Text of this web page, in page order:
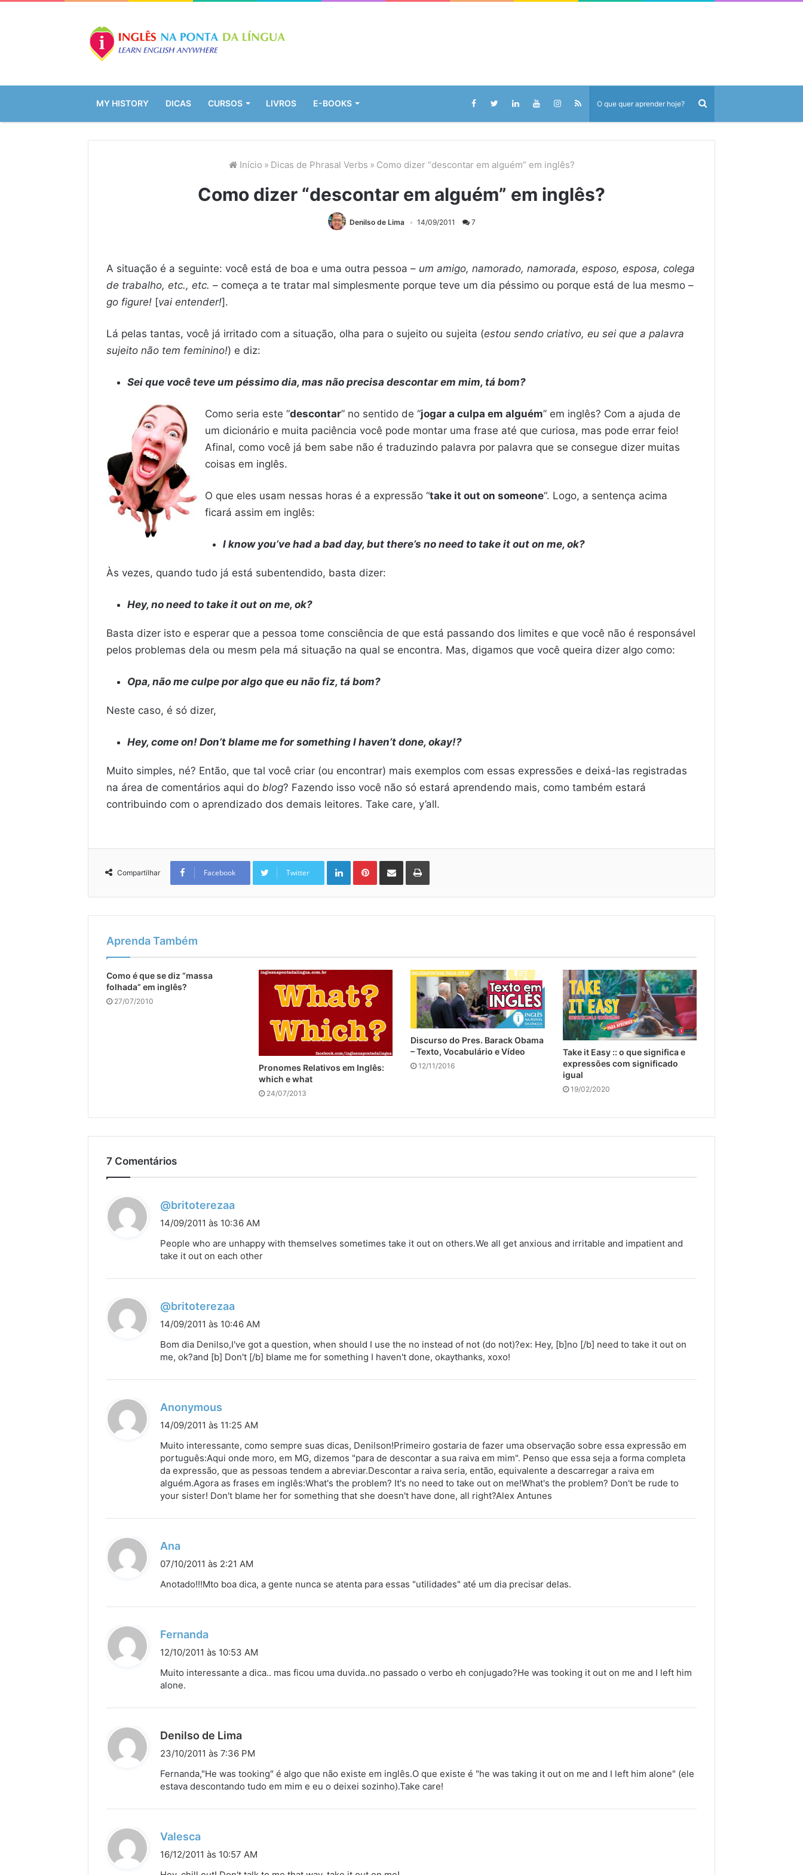
MY HISTORY DICAS CURSOS LIVROS E-BOOKS
Início » Dicas de Phrasal Verbs » Como dizer “descontar em alguém” em inglês?
Como dizer “descontar em alguém” em inglês?
Denilso de Lima 14/09/2011 7
A situação é a seguinte: você está de boa e uma outra pessoa – um amigo, namorado, namorada, esposo, esposa, colega
de trabalho, etc., etc. – começa a te tratar mal simplesmente porque teve um dia péssimo ou porque está de lua mesmo –
go figure! [vai entender!].
Lá pelas tantas, você já irritado com a situação, olha para o sujeito ou sujeita (estou sendo criativo, eu sei que a palavra
sujeito não tem feminino!) e diz:
Sei que você teve um péssimo dia, mas não precisa descontar em mim, tá bom?
Como seria este “descontar” no sentido de “jogar a culpa em alguém” em inglês? Com a ajuda de
um dicionário e muita paciência você pode montar uma frase até que curiosa, mas pode errar feio!
Afinal, como você já bem sabe não é traduzindo palavra por palavra que se consegue dizer muitas
coisas em inglês.
O que eles usam nessas horas é a expressão “take it out on someone“. Logo, a sentença acima
ficará assim em inglês:
I know you’ve had a bad day, but there’s no need to take it out on me, ok?
Às vezes, quando tudo já está subentendido, basta dizer:
Hey, no need to take it out on me, ok?
Basta dizer isto e esperar que a pessoa tome consciência de que está passando dos limites e que você não é responsável
pelos problemas dela ou mesm pela má situação na qual se encontra. Mas, digamos que você queira dizer algo como:
Opa, não me culpe por algo que eu não fiz, tá bom?
Neste caso, é só dizer,
Hey, come on! Don’t blame me for something I haven’t done, okay!?
Muito simples, né? Então, que tal você criar (ou encontrar) mais exemplos com essas expressões e deixá-las registradas
na área de comentários aqui do blog? Fazendo isso você não só estará aprendendo mais, como também estará
contribuindo com o aprendizado dos demais leitores. Take care, y’all.
Compartilhar Facebook Twitter
LinkedinPinterest
Compartilhar via e-mail Imprimir
Aprenda Também
Como é que se diz “massa
folhada” em inglês?
27/07/2010
Pronomes Relativos em Inglês:
which e what
24/07/2013
Discurso do Pres. Barack Obama
– Texto, Vocabulário e Vídeo
12/11/2016
Take it Easy :: o que significa e
expressões com significado
igual
19/02/2020
7 Comentários
@britoterezaa
i
s
14/09/2011 às 10:36 AM
People who are unhappy with themselves sometimes take it out on others.We all get anxious and irritable and impatient and
take it out on each other
@britoterezaa
i
s
14/09/2011 às 10:46 AM
Bom dia Denilso,I've got a question, when should I use the no instead of not (do not)?ex: Hey, [b]no [/b] need to take it out on
me, ok?and [b] Don't [/b] blame me for something I haven't done, okaythanks, xoxo!
Anonymous
i
s
e
:
14/09/2011 às 11:25 AM
Muito interessante, como sempre suas dicas, Denilson!Primeiro gostaria de fazer uma observação sobre essa expressão em
português:Aqui onde moro, em MG, dizemos "para de descontar a sua raiva em mim". Penso que essa seja a forma completa
da expressão, que as pessoas tendem a abreviar.Descontar a raiva seria, então, equivalente a descarregar a raiva em
alguém.Agora as frases em inglês:What's the problem? It's no need to take out on me!What's the problem? Don't be rude to
your sister! Don't blame her for something that she doesn't have done, all right?Alex Antunes
Ana
i
e
07/10/2011 às 2:21 AM
Anotado!!!Mto boa dica, a gente nunca se atenta para essas "utilidades" até um dia precisar delas.
Fernanda
i
12/10/2011 às 10:53 AM
Muito interessante a dica.. mas ficou uma duvida..no passado o verbo eh conjugado?He was tooking it out on me and I left him
alone.
Denilso de Lima
i
s
23/10/2011 às 7:36 PM
Fernanda,"He was tooking" é algo que não existe em inglês.O que existe é "he was taking it out on me and I left him alone" (ele
estava descontando tudo em mim e eu o deixei sozinho).Take care!
Valesca
i
16/12/2011 às 10:57 AM